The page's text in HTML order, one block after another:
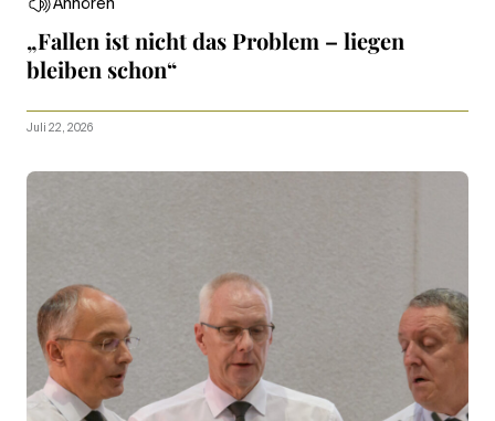
Anhören
„Fallen ist nicht das Problem – liegen
bleiben schon“
Juli 22, 2026